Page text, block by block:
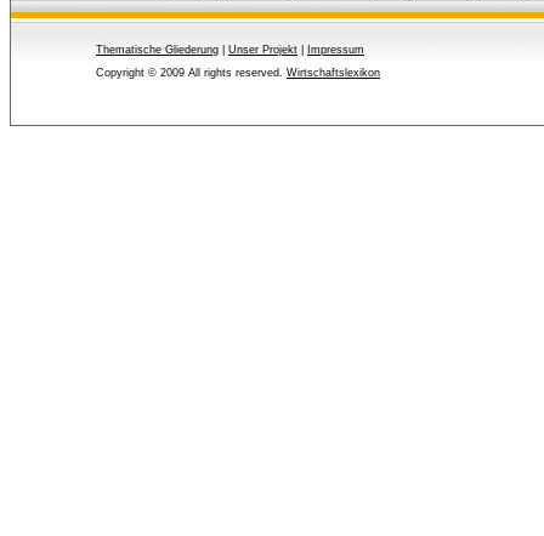
Thematische Gliederung Unser Projekt
Impressum
Copyright © 2009 All rights reserved. Wirtschaftslexikon